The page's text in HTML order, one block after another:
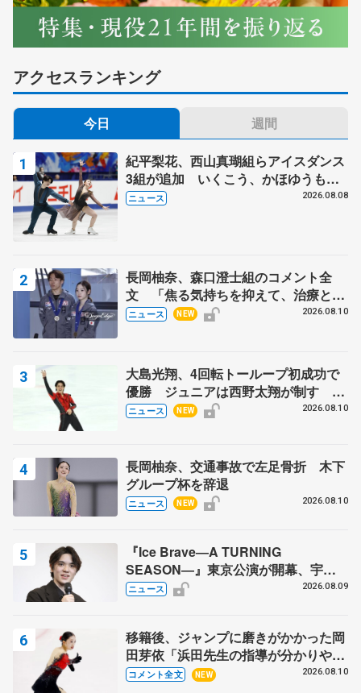
アクセスランキング
今日 週間
紀平梨花、西山真瑚組らアイスダンス
3組が追加 いくこう、かほゆうも、
木下グループ杯
ニュース 2026.08.08
長岡柚奈、森口澄士組のコメント全
文 「焦る気持ちを抑えて、治療とリ
ハビリに専念」、木下グループ杯辞退
ニュース NEW 2026.08.10
大島光翔、4回転トーループ初成功で
優勝 ジュニアは西野太翔が制す 関
東サマートロフィー最終日
ニュース NEW 2026.08.10
長岡柚奈、交通事故で左足骨折 木下
グループ杯を辞退
ニュース NEW 2026.08.10
『Ice Brave―A TURNING
SEASON―』東京公演が開幕、宇野
昌磨の『Ice Brave』にかける思いを
ニュース 2026.08.09
移籍後、ジャンプに磨きがかかった岡
田芽依「浜田先生の指導が分かりやす
く、しっくりくる」 苦戦中のオンラ
コメント全文 NEW 2026.08.10